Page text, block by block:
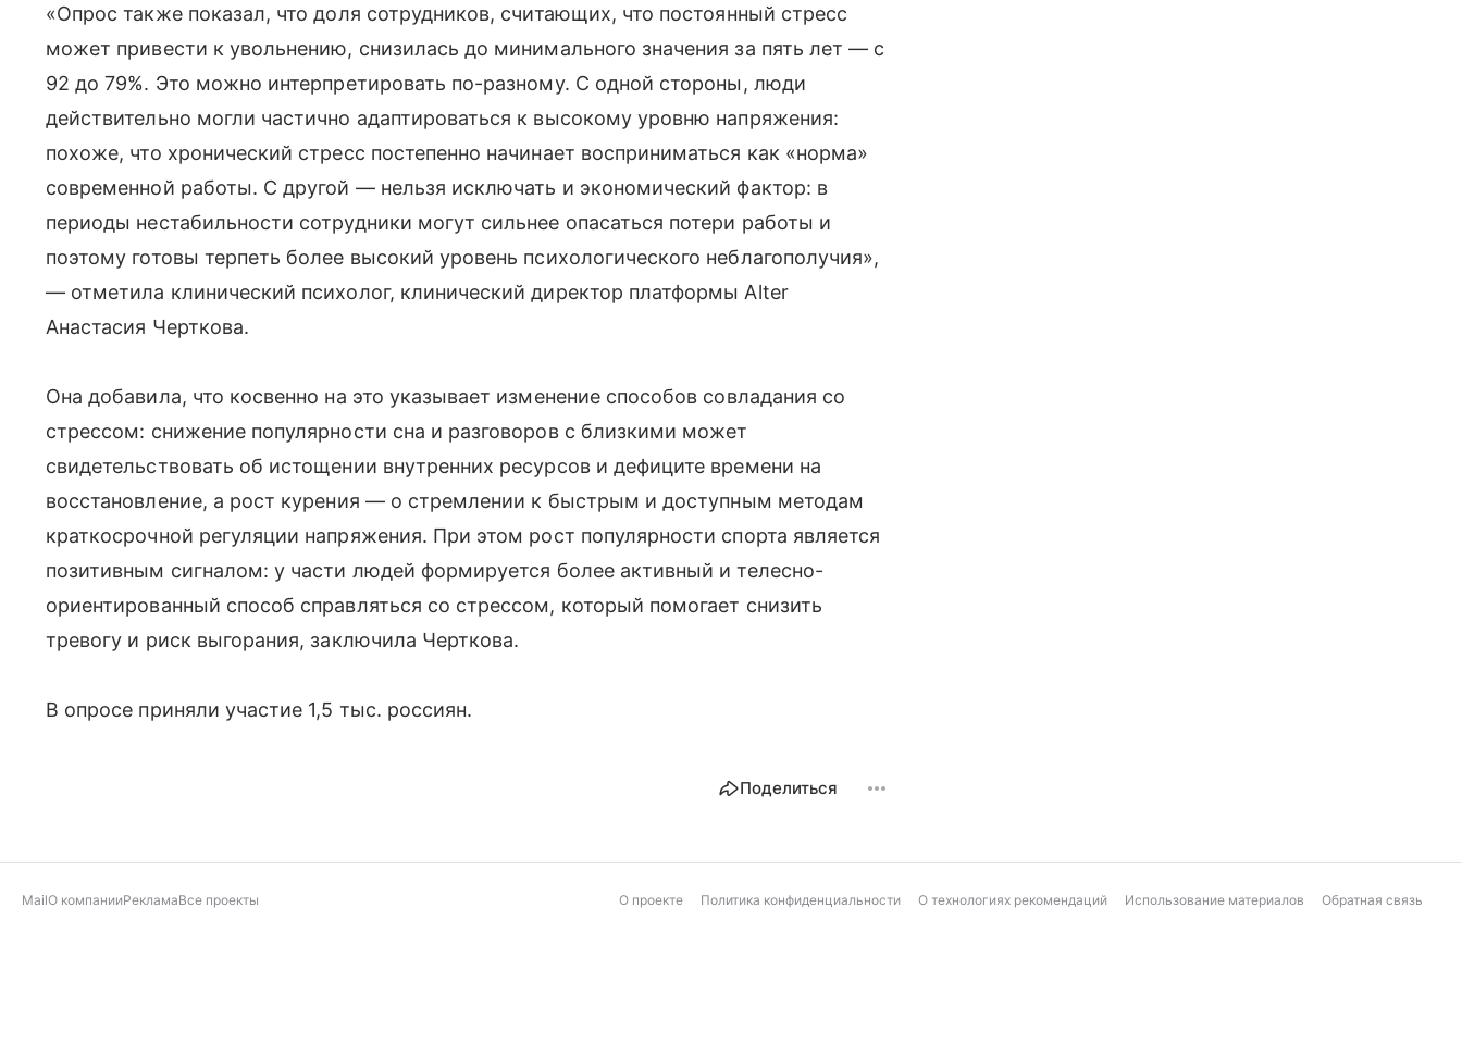
«Опрос также показал, что доля сотрудников, считающих, что постоянный стресс
может привести к увольнению, снизилась до минимального значения за пять лет — с
92 до 79%. Это можно интерпретировать по-разному. С одной стороны, люди
действительно могли частично адаптироваться к высокому уровню напряжения:
похоже, что хронический стресс постепенно начинает восприниматься как «норма»
современной работы. С другой — нельзя исключать и экономический фактор: в
периоды нестабильности сотрудники могут сильнее опасаться потери работы и
поэтому готовы терпеть более высокий уровень психологического неблагополучия»,
— отметила клинический психолог, клинический директор платформы Alter
Анастасия Черткова.
Она добавила, что косвенно на это указывает изменение способов совладания со
стрессом: снижение популярности сна и разговоров с близкими может
свидетельствовать об истощении внутренних ресурсов и дефиците времени на
восстановление, а рост курения — о стремлении к быстрым и доступным методам
краткосрочной регуляции напряжения. При этом рост популярности спорта является
позитивным сигналом: у части людей формируется более активный и телесно-
ориентированный способ справляться со стрессом, который помогает снизить
тревогу и риск выгорания, заключила Черткова.
В опросе приняли участие 1,5 тыс. россиян.
Поделиться
MailО компанииРекламаВсе проекты О проекте Политика конфиденциальности О технологиях рекомендаций Использование материалов Обратная связь